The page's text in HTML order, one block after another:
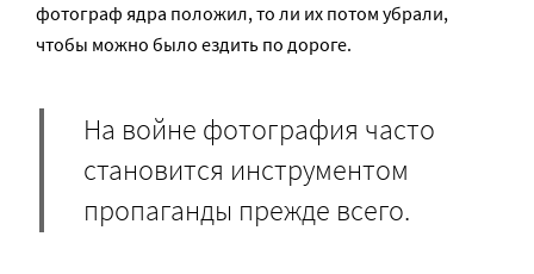
фотограф ядра положил, то ли их потом убрали,
чтобы можно было ездить по дороге.
На войне фотография часто
становится инструментом
пропаганды прежде всего.